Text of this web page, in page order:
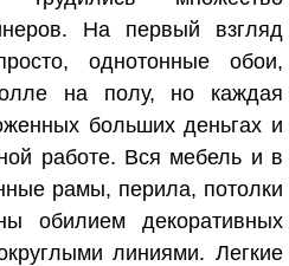
На первый взгляд
однотонные обои,
на полу, но каждая
больших деньгах и
работе. Вся мебель и в
рамы, перила, потолки
обилием декоративных
линиями. Легкие